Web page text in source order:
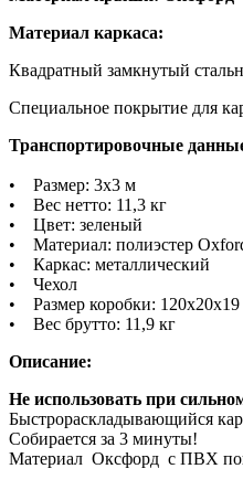
Материал каркаса:
Квадратный замкнутый
Специальное покрытие для
Транспортировочные
• Размер: 3х3 м
• Вес нетто: 11,3 кг
• Цвет: зеленый
• Материал: полиэстер
• Каркас: металлический
• Чехол
• Размер коробки:
• Вес брутто: 11,9 кг
Описание:
Не использовать при
Быстрораскладывающийся
Собирается за 3 минуты!
Материал Оксфорд с ПВХ